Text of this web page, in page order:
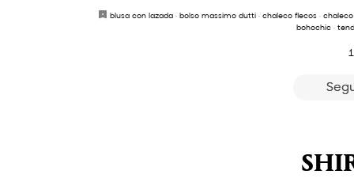
blusa con lazada · bolso massimo dutti · chaleco flecos ·
bohochic ·